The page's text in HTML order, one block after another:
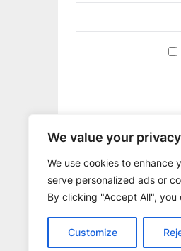
We value your privacy
We use cookies to enhance
serve personalized ads or
By clicking "Accept All",
Customize